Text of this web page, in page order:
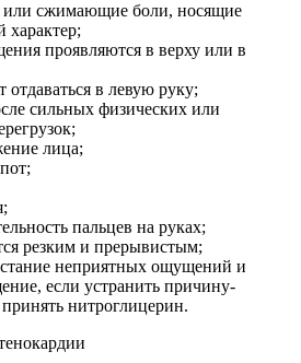
сжимающие боли, носящие
характер;
проявляются в верху или в
отдаваться в левую руку;
сильных физических или
лица;
пальцев на руках;
резким и прерывистым;
неприятных ощущений и
если устранить причину-
нитроглицерин.